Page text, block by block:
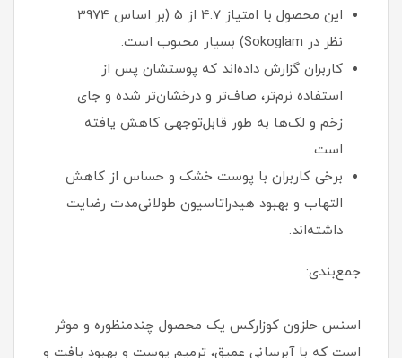
این محصول با امتیاز 4.7 از 5 (بر اساس 3974
نظر در Sokoglam) بسیار محبوب است.
کاربران گزارش داده‌اند که پوستشان پس از
استفاده نرم‌تر، صاف‌تر و درخشان‌تر شده و جای
زخم و لک‌ها به طور قابل‌توجهی کاهش یافته
است.
برخی کاربران با پوست خشک و حساس از کاهش
التهاب و بهبود هیدراتاسیون طولانی‌مدت رضایت
داشته‌اند.
جمع‌بندی:
اسنس حلزون کوزارکس یک محصول چندمنظوره و موثر
است که با آبرسانی عمیق، ترمیم پوست و بهبود بافت و